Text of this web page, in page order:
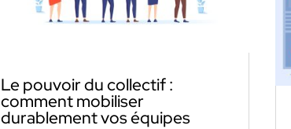
Le pouvoir du collectif :
comment mobiliser
durablement vos équipes